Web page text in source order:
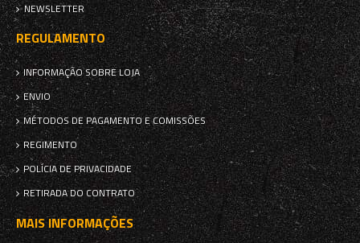
NEWSLETTER
REGULAMENTO
INFORMAÇÃO SOBRE LOJA
ENVIO
MÉTODOS DE PAGAMENTO E COMISSÕES
REGIMENTO
POLÍCIA DE PRIVACIDADE
RETIRADA DO CONTRATO
MAIS INFORMAÇÕES